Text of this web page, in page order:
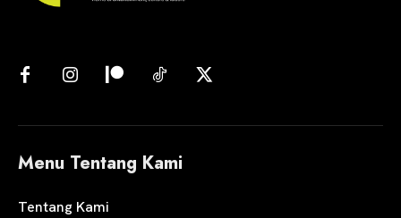
Menu Tentang Kami
Tentang Kami